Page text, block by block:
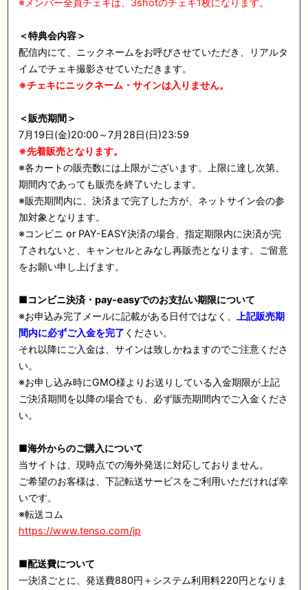
※ メンバー全員チェキは、3shotのチェキ1枚になります。
＜特典会内容＞
配信内にて、ニックネームをお呼びさせていただき、リアルタ
イムでチェキ撮影させていただきます。
※チェキにニックネーム・サインは入りません。
＜販売期間＞
7月19日(金)20:00 ～7月 28日(日)23:59
※先着販売となります。
※各カートの販売数には上限がございます。上限に達し次第、
期間内であっても販売を終了いたします。
※販売期間内に、決済まで完了した方が、ネットサイン会の参
加対象となります。
※コンビニ or PAY-EASY決済の場合、指定期限内に決済が完
了されないと、キャンセルとみなし再販売となります。ご留意
をお願い申し上げます。
■コンビニ決済・pay-easyでのお支払い期限について
※お申込み完了メールに記載がある日付ではなく、
上記販売期
間内に必ずご入金を完了 ください。
それ以降にご入金は、サインは致しかねますのでご注意くださ
い。
※お申し込み時にGMO様よりお送りしている入金期限が上記
ご決済期間を以降の場合でも、必ず販売期間内でご入金くださ
い。
■海外からのご購入について
当サイトは、現時点での海外発送に対応しておりません。
ご希望のお客様は、下記転送サービスをご利用いただければ幸
いです。
※転送コム
https://www.tenso.com/jp
■配送費について
一決済ごとに、発送費880円＋システム利用料220円となりま